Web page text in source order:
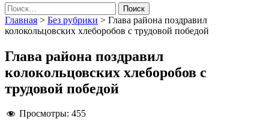
Найти:
Главная > Без рубрики > Глава района поздравил
колокольцовских хлеборобов с трудовой победой
Глава района поздравил
колокольцовских хлеборобов с
трудовой победой
Просмотры: 455